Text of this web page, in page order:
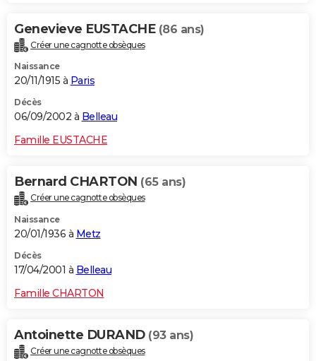
Genevieve EUSTACHE (86 ans)
Créer une cagnotte obsèques
Naissance
20/11/1915 à Paris
Décès
06/09/2002 à Belleau
Famille EUSTACHE
Bernard CHARTON (65 ans)
Créer une cagnotte obsèques
Naissance
20/01/1936 à Metz
Décès
17/04/2001 à Belleau
Famille CHARTON
Antoinette DURAND (93 ans)
Créer une cagnotte obsèques